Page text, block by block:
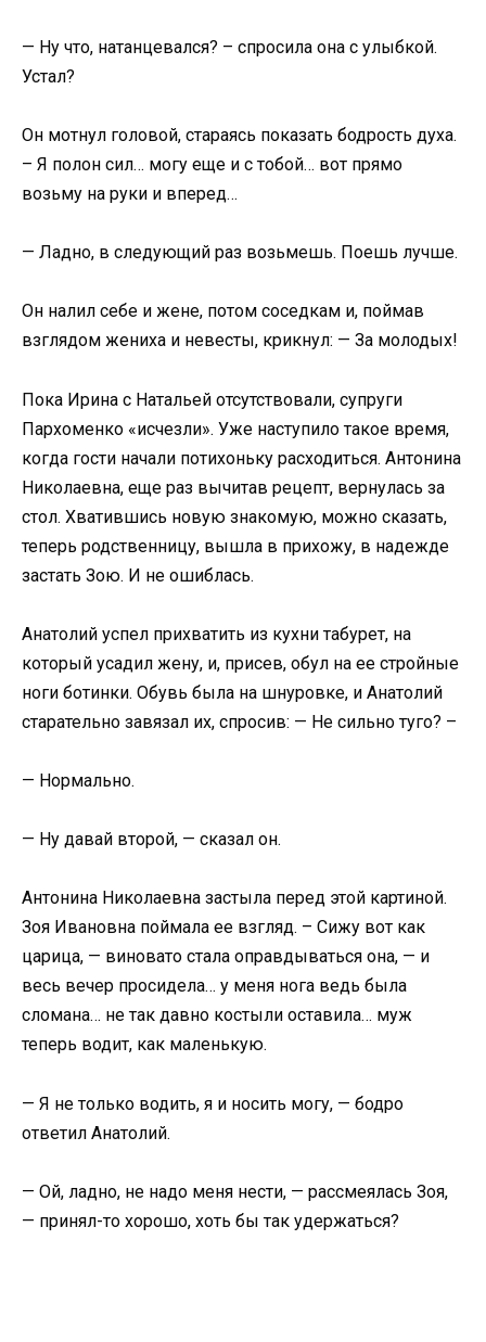
— Ну что, натанцевался? – спросила она с улыбкой.
Устал?
Он мотнул головой, стараясь показать бодрость духа.
– Я полон сил… могу еще и с тобой… вот прямо
возьму на руки и вперед…
— Ладно, в следующий раз возьмешь. Поешь лучше.
Он налил себе и жене, потом соседкам и, поймав
взглядом жениха и невесты, крикнул: — За молодых!
Пока Ирина с Натальей отсутствовали, супруги
Пархоменко «исчезли». Уже наступило такое время,
когда гости начали потихоньку расходиться. Антонина
Николаевна, еще раз вычитав рецепт, вернулась за
стол. Хватившись новую знакомую, можно сказать,
теперь родственницу, вышла в прихожу, в надежде
застать Зою. И не ошиблась.
Анатолий успел прихватить из кухни табурет, на
который усадил жену, и, присев, обул на ее стройные
ноги ботинки. Обувь была на шнуровке, и Анатолий
старательно завязал их, спросив: — Не сильно туго? –
— Нормально.
— Ну давай второй, — сказал он.
Антонина Николаевна застыла перед этой картиной.
Зоя Ивановна поймала ее взгляд. – Сижу вот как
царица, — виновато стала оправдываться она, — и
весь вечер просидела… у меня нога ведь была
сломана… не так давно костыли оставила… муж
теперь водит, как маленькую.
— Я не только водить, я и носить могу, — бодро
ответил Анатолий.
— Ой, ладно, не надо меня нести, — рассмеялась Зоя,
— принял-то хорошо, хоть бы так удержаться?